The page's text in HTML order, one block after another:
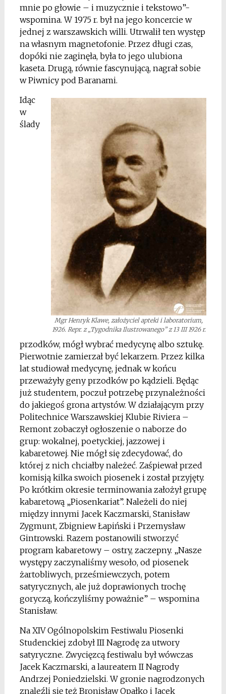
mnie po głowie – i muzycznie i tekstowo”-
wspomina. W 1975 r. był na jego koncercie w
jednej z warszawskich willi. Utrwalił ten występ
na własnym magnetofonie. Przez długi czas,
dopóki nie zaginęła, była to jego ulubiona
kaseta. Drugą, równie fascynującą, nagrał sobie
w Piwnicy pod Baranami.
Mgr Henryk Klawe, założyciel apteki i laboratorium,
1926. Repr. z „Tygodnika Ilustrowanego” z 13 III 1926 r.
Idąc
w
ślady
przodków, mógł wybrać medycynę albo sztukę.
Pierwotnie zamierzał być lekarzem. Przez kilka
lat studiował medycynę, jednak w końcu
przeważyły geny przodków po kądzieli. Będąc
już studentem, poczuł potrzebę przynależności
do jakiegoś grona artystów. W działającym przy
Politechnice Warszawskiej Klubie Riviera –
Remont zobaczył ogłoszenie o naborze do
grup: wokalnej, poetyckiej, jazzowej i
kabaretowej. Nie mógł się zdecydować, do
której z nich chciałby należeć. Zaśpiewał przed
komisją kilka swoich piosenek i został przyjęty.
Po krótkim okresie terminowania założył grupę
kabaretową „Piosenkariat”. Należeli do niej
między innymi Jacek Kaczmarski, Stanisław
Zygmunt, Zbigniew Łapiński i Przemysław
Gintrowski. Razem postanowili stworzyć
program kabaretowy – ostry, zaczepny. „Nasze
występy zaczynaliśmy wesoło, od piosenek
żartobliwych, prześmiewczych, potem
satyrycznych, ale już doprawionych trochę
goryczą, kończyliśmy poważnie” – wspomina
Stanisław.
Na XIV Ogólnopolskim Festiwalu Piosenki
Studenckiej zdobył III Nagrodę za utwory
satyryczne. Zwycięzcą festiwalu był wówczas
Jacek Kaczmarski, a laureatem II Nagrody
Andrzej Poniedzielski. W gronie nagrodzonych
znaleźli się też Bronisław Opałko i Jacek